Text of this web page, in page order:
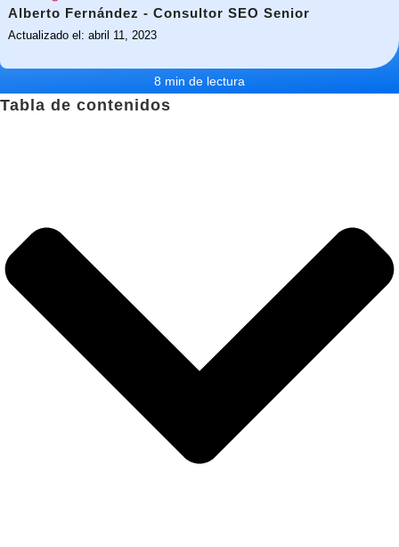
Alberto Fernández - Consultor SEO Senior
Actualizado el: abril 11, 2023
8 min de lectura
Tabla de contenidos